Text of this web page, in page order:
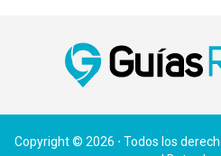
Copyright © 2026 ⋅ Todos los